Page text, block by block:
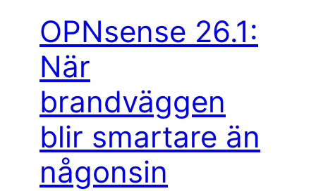
OPNsense 26.1:
När
brandväggen
blir smartare än
någonsin